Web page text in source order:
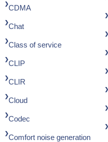
CDMA
Chat
Class of service
CLIP
CLIR
Cloud
Codec
Comfort noise generation